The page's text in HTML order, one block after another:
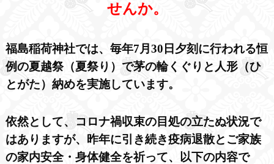
せんか。
福島稲荷神社では、毎年7月30日夕刻に行われる恒
例の夏越祭（夏祭り）で茅の輪くぐりと人形（ひ
とがた）納めを実施しています。
依然として、コロナ禍収束の目処の立たぬ状況で
はありますが、昨年に引き続き疫病退散とご家族
の家内安全・身体健全を祈って、以下の内容で